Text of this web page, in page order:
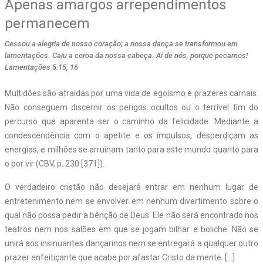
Apenas amargos arrependimentos
permanecem
Cessou a alegria de nosso coração; a nossa dança se transformou em
lamentações. Caiu a coroa da nossa cabeça. Ai de nós, porque pecamos!
Lamentações 5:15, 16
Multidões são atraídas por uma vida de egoísmo e prazeres carnais.
Não conseguem discernir os perigos ocultos ou o terrível fim do
percurso que aparenta ser o caminho da felicidade. Mediante a
condescendência com o apetite e os impulsos, desperdiçam as
energias, e milhões se arruínam tanto para este mundo quanto para
o por vir (CBV, p. 230 [371]).
O verdadeiro cristão não desejará entrar em nenhum lugar de
entretenimento nem se envolver em nenhum divertimento sobre o
qual não possa pedir a bênção de Deus. Ele não será encontrado nos
teatros nem nos salões em que se jogam bilhar e boliche. Não se
unirá aos insinuantes dançarinos nem se entregará a qualquer outro
prazer enfeitiçante que acabe por afastar Cristo da mente. […]